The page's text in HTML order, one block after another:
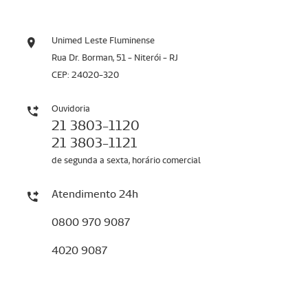
Unimed Leste Fluminense
Rua Dr. Borman, 51 - Niterói - RJ
CEP: 24020-320
Ouvidoria
21 3803-1120
21 3803-1121
de segunda a sexta, horário comercial
Atendimento 24h
0800 970 9087
4020 9087